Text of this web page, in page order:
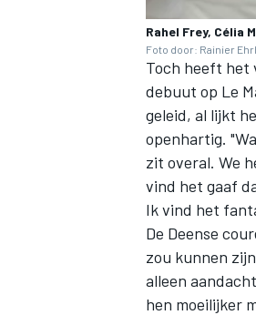
Rahel Frey, Célia
Foto door: Rainier
Toch heeft het
debuut op Le
geleid, al lijkt
openhartig.
zit overal. We
vind het gaaf
Ik vind het
De Deense
zou kunnen
alleen
hen moeilijker